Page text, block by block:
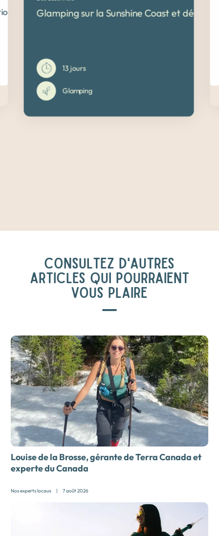
en chien de traineau
Glamping sur la Sunshine Coast et
13 jours
Glamping
CONSULTEZ D'AUTRES
ARTICLES QUI POURRAIENT
VOUS PLAIRE
Louise de la Brosse, gérante de Terra Canada et
experte du Canada
Nos experts locaux | 7 août 2026